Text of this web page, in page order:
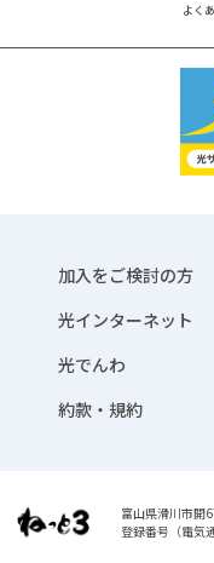
よく
加入をご検討の方
光インターネット
光でんわ
約款・規約
富山県滑川市開
登録番号（電気